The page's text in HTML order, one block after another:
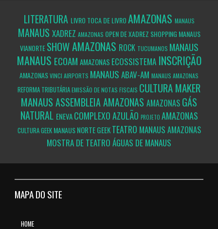
LITERATURA LIVRO TOCA DE LIVROAMAZONAS MANAUS
MANAUS XADREZ AMAZONAS OPEN DE XADREZ SHOPPING MANAUS
VIANORTESHOWAMAZONAS ROCK TUCUMANOS MANAUS
MANAUS ECOAM AMAZONAS ECOSSISTEMA INSCRIÇÃO
AMAZONASVINCI AIRPORTS MANAUS ABAV-AM MANAUS AMAZONAS
REFORMA TRIBUTÁRIAEMISSÃO DE NOTAS FISCAIS CULTURA MAKER
MANAUSASSEMBLEIAAMAZONAS AMAZONAS GÁS
NATURAL ENEVACOMPLEXO AZULÃO PROJETO AMAZONAS
CULTURA GEEK MANAUSNORTE GEEKTEATRO MANAUS AMAZONAS
MOSTRA DE TEATRO ÁGUAS DE MANAUS
MAPA DO SITE
HOME